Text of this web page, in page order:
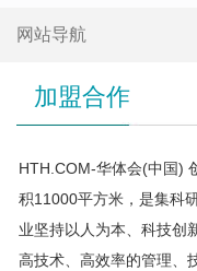
网站导航
加盟合作
HTH.COM-华体会(中国)
积11000平方米，是集科
业坚持以人为本、科技创
高技术、高效率的管理、